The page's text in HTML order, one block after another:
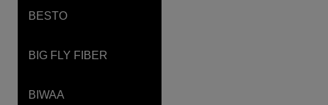
BESTO
BIG FLY FIBER
BIWAA